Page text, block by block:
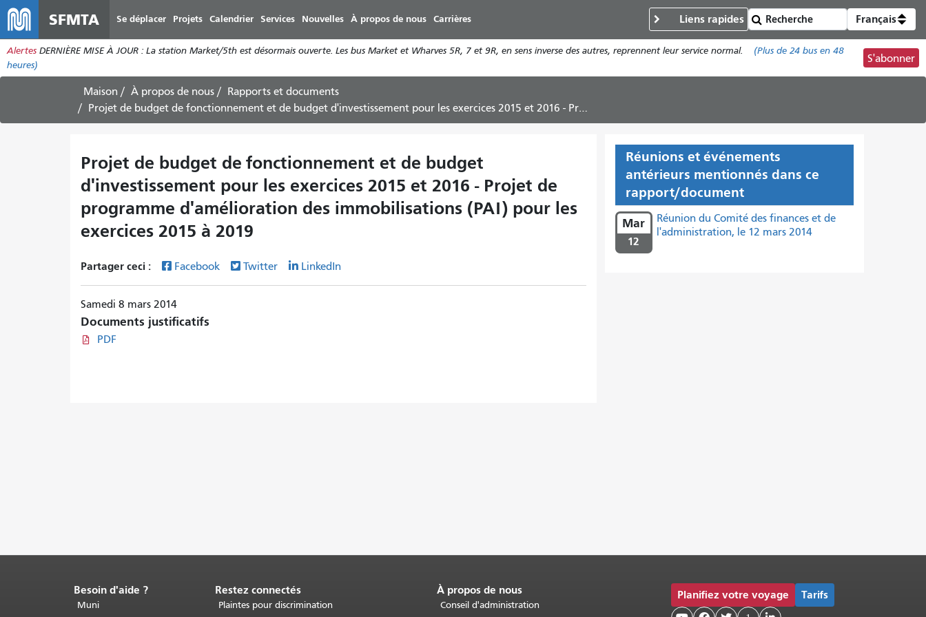
au
contenu
principal
SFMTA Se déplacer Projets Calendrier Services Nouvelles À propos de nous Carrières Liens rapides Français
Alertes DERNIÈRE MISE À JOUR : La station Market/5th est désormais ouverte. Les bus Market et Wharves 5R, 7 et 9R, en sens inverse des autres, reprennent leur service normal. (Plus de 24 bus en 48
heures)
S'abonner
Maison À propos de nous
Rapports et documents
Projet de budget de fonctionnement et de budget d'investissement pour les exercices 2015 et 2016 - Projet de programme d'amélioration des immobilisations (PAI) pour les exercices 2015 à 2019
Projet de budget de fonctionnement et de budget
d'investissement pour les exercices 2015 et 2016 - Projet de
programme d'amélioration des immobilisations (PAI) pour les
exercices 2015 à 2019
Partager ceci : Facebook Twitter LinkedIn
Samedi 8 mars 2014
Documents justificatifs
PDF
Réunions et événements
antérieurs mentionnés dans ce
rapport/document
Mar
12
Réunion du Comité des finances et de
l'administration, le 12 mars 2014
Fin
du
Besoin d'aide ?
Muni
Restez connectés
Plaintes pour discrimination
À propos de nous
Conseil d'administration
Planifiez votre voyage Tarifs